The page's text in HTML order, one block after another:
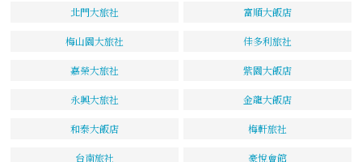
北門大旅社 富順大飯店
梅山園大旅社 佳多利旅社
嘉榮大旅社 紫園大飯店
永興大旅社 金龍大飯店
和泰大飯店 梅軒旅社
台南旅社 豪悅會館